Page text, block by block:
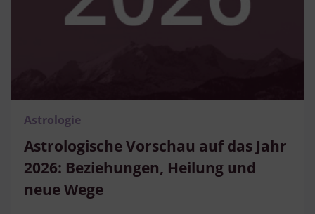
Astrologische Vorschau auf das Jahr
2026: Beziehungen, Heilung und
neue Wege
Astrologie
Entwicklung und Verbesserung der Angebote
Verwendung reduzierter Daten zur Auswahl von Inhalten